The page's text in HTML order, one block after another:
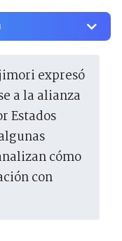
a la alianza
Estados
cómo
con